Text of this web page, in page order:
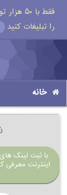
فقط با
را تبلیغات کنید
خانه
با ثبت لینک
اینترنت معرفی